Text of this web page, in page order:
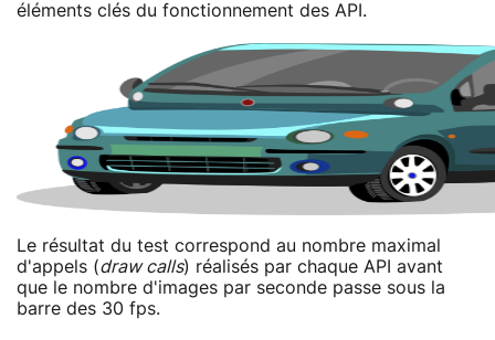
éléments clés du fonctionnement des API.
Le résultat du test correspond au nombre maximal
d'appels (draw calls) réalisés par chaque API avant
que le nombre d'images par seconde passe sous la
barre des 30 fps.